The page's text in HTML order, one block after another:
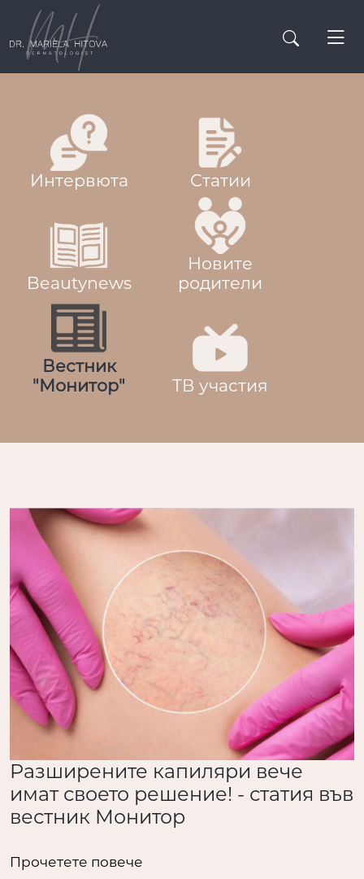
Интервюта Статии
Beautynews
Новите
родители
Вестник
"Монитор"
ТВ участия
Разширените капиляри вече
имат своето решение! - статия във
вестник Монитор
Прочетете повече